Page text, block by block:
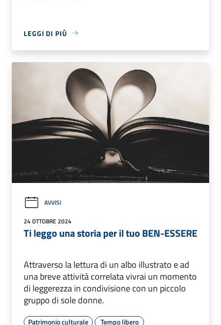
LEGGI DI PIÙ
AVVISI
24 OTTOBRE 2024
Ti leggo una storia per il tuo BEN-ESSERE
Attraverso la lettura di un albo illustrato e ad
una breve attività correlata vivrai un momento
di leggerezza in condivisione con un piccolo
gruppo di sole donne.
Patrimonio culturale Tempo libero